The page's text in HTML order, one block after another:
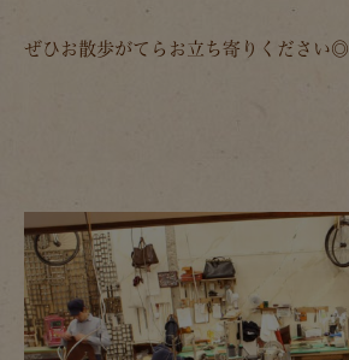
ぜひお散歩がてらお立ち寄りください◎